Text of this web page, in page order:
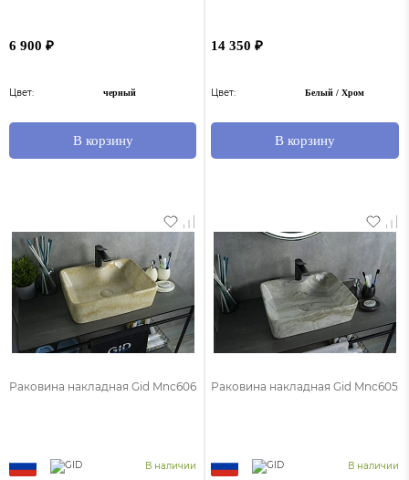
6 900 ₽
Цвет: черный
В корзину
14 350 ₽
Цвет: Белый / Хром
В корзину
Раковина накладная Gid Mnc606
В наличии
Раковина накладная Gid Mnc605
В наличии